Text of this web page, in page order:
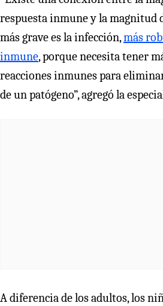
respuesta inmune y la magnitud
más grave es la infección,más
inmune, porque necesita tener
reacciones inmunes para
de un patógeno”, agregó la
A diferencia de los adultos, los